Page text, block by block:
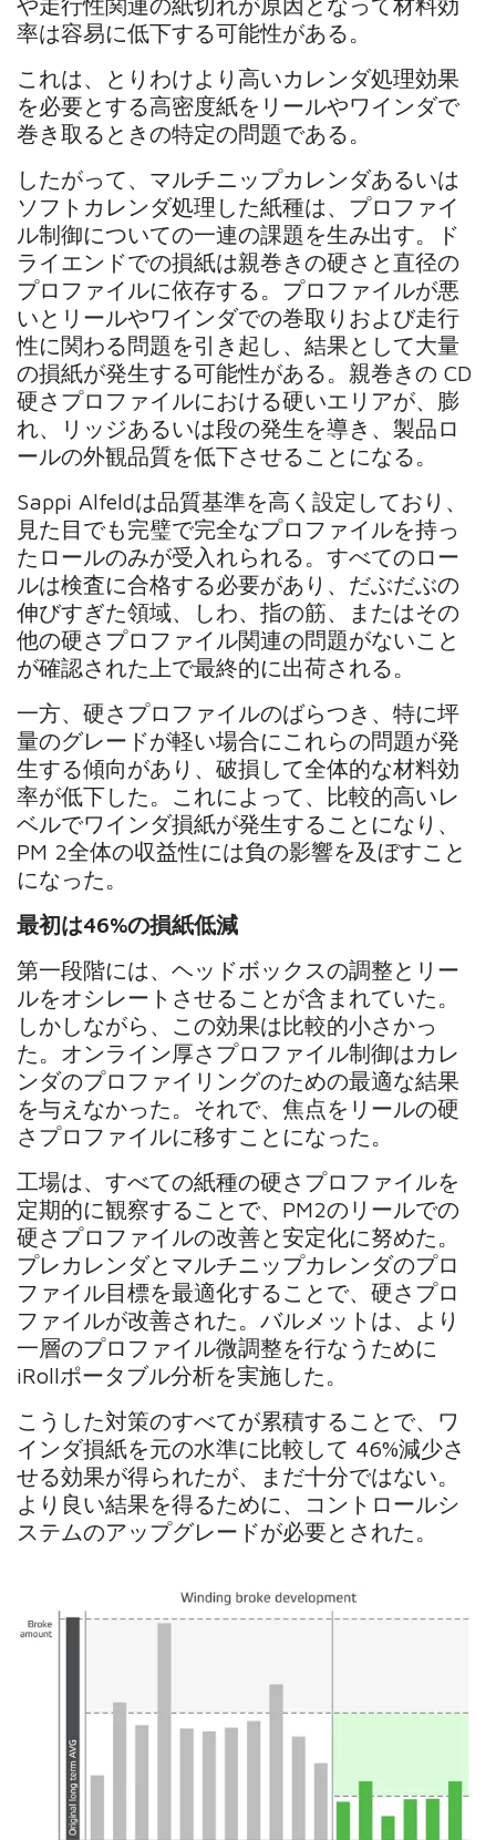
率は容易に低下する可能性がある。
これは、とりわけより高いカレンダ処理効果
を必要とする高密度紙をリールやワインダで
巻き取るときの特定の問題である。
したがって、マルチニップカレンダあるいは
ソフトカレンダ処理した紙種は、プロファイ
ル制御についての一連の課題を生み出す。ド
ライエンドでの損紙は親巻きの硬さと直径の
プロファイルに依存する。プロファイルが悪
いとリールやワインダでの巻取りおよび走行
性に関わる問題を引き起し、結果として大量
の損紙が発生する可能性がある。親巻きの CD
硬さプロファイルにおける硬いエリアが、膨
れ、リッジあるいは段の発生を導き、製品ロ
ールの外観品質を低下させることになる。
Sappi Alfeldは品質基準を高く設定しており、
見た目でも完璧で完全なプロファイルを持っ
たロールのみが受入れられる。すべてのロー
ルは検査に合格する必要があり、だぶだぶの
伸びすぎた領域、しわ、指の筋、またはその
他の硬さプロファイル関連の問題がないこと
が確認された上で最終的に出荷される。
一方、硬さプロファイルのばらつき、特に坪
量のグレードが軽い場合にこれらの問題が発
生する傾向があり、破損して全体的な材料効
率が低下した。これによって、比較的高いレ
ベルでワインダ損紙が発生することになり、
PM 2全体の収益性には負の影響を及ぼすこと
になった。
最初は46%の損紙低減
第一段階には、ヘッドボックスの調整とリー
ルをオシレートさせることが含まれていた。
しかしながら、この効果は比較的小さかっ
た。オンライン厚さプロファイル制御はカレ
ンダのプロファイリングのための最適な結果
を与えなかった。それで、焦点をリールの硬
さプロファイルに移すことになった。
工場は、すべての紙種の硬さプロファイルを
定期的に観察することで、PM2のリールでの
硬さプロファイルの改善と安定化に努めた。
プレカレンダとマルチニップカレンダのプロ
ファイル目標を最適化することで、硬さプロ
ファイルが改善された。バルメットは、より
一層のプロファイル微調整を行なうために
iRollポータブル分析を実施した。
こうした対策のすべてが累積することで、ワ
インダ損紙を元の水準に比較して 46%減少さ
せる効果が得られたが、まだ十分ではない。
より良い結果を得るために、コントロールシ
ステムのアップグレードが必要とされた。